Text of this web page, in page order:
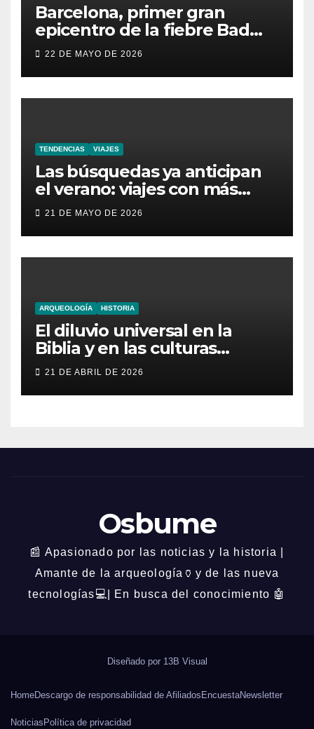
Barcelona, primer gran
epicentro de la fiebre Bad
Bunny en España
22 DE MAYO DE 2026
TENDENCIAS VIAJES
Las búsquedas ya anticipan
el verano: viajes con más
aventura, moda inesperada y
nuevas obsesiones virales
21 DE MAYO DE 2026
ARQUEOLOGÍA HISTORIA
El diluvio universal en la
Biblia y en las culturas
antiguas
21 DE ABRIL DE 2026
Osbume
📰 Apasionado por las noticias y la historia |
Amante de la arqueología🏺y de las nueva
tecnologías💻| En busca del conocimiento 🤖
Diseñado por 13B Visual
HomeDescargo de responsabilidad de Afiliados EncuestaNewsletter
Noticias Política de privacidad